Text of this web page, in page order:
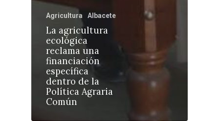
Agricultura Albacete
La agricultura
ecológica
reclama una
financiación
específica
dentro de la
Política Agraria
Común
Toledo
Ciudad Real
Albacete
Guadalajara
Sanidad
Economía
Educación
Cultura